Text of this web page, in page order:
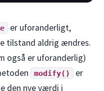
er uforanderligt,
tilstand aldrig ændres.
også er uforanderlig)
modify()
er
den nye værdi i